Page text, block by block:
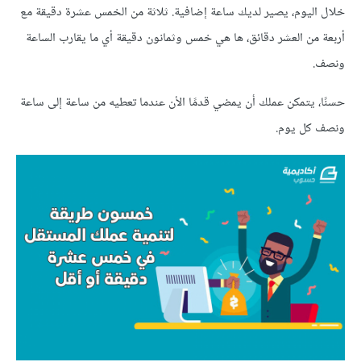
خلال اليوم، يصير لديك ساعة إضافية. ثلاثة من الخمس عشرة دقيقة مع
أربعة من العشر دقائق، ها هي خمس وثمانون دقيقة أي ما يقارب الساعة
ونصف.
حسنًا، يتمكن عملك أن يمضي قدمًا الأن عندما تعطيه من ساعة إلى ساعة
ونصف كل يوم.